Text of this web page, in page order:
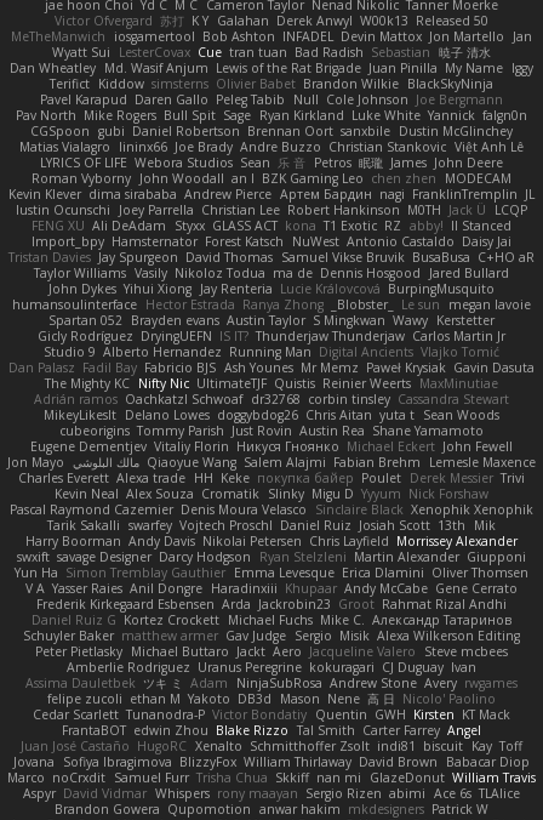
jae hoon Choi Yd C M C Cameron Taylor Nenad Nikolic Tanner Moerke
Victor Ofvergard 苏打 K Y Galahan Derek Anwyl W00k13 Released 50
MeTheManwich
iosgamertool Bob Ashton INFADEL Devin Mattox Jon Martello
Jan
Wyatt Sui
LesterCovax Cue tran tuan Bad Radish Sebastian 暁子 清水
Dan Wheatley Md. Wasif Anjum Lewis of the Rat Brigade Juan Pinilla My Name Iggy
Terifict Kiddow simsterns Olivier Babet Brandon Wilkie BlackSkyNinja
Pavel Karapud Daren Gallo Peleg Tabib Null Cole Johnson Joe Bergmann
Pav North Mike Rogers Bull Spit Sage Ryan Kirkland Luke White Yannick falgn0n
CGSpoon gubi Daniel Robertson Brennan Oort sanxbile Dustin McGlinchey
Matias Vialagro
lininx66 Joe Brady Andre Buzzo Christian Stankovic Việt Anh Lê
LYRICS OF LIFE Webora Studios Sean 乐 音 Petros 眠瓏 James John Deere
Roman Vyborny John Woodall an l BZK Gaming Leo chen zhen
MODECAM
Kevin Klever dima sirababa Andrew Pierce Артем Бардин nagi FranklinTremplin JL
Iustin Ocunschi
Joey Parrella Christian Lee Robert Hankinson M0TH Jack Ü
LCQP
FENG XU Ali DeAdam Styxx GLASS ACT kona T1 Exotic RZ abby! ll Stanced
Import_bpy Hamsternator Forest Katsch NuWest Antonio Castaldo Daisy Jai
Tristan Davies Jay Spurgeon David Thomas Samuel Vikse Bruvik BusaBusa C+HO aR
Taylor Williams Vasily Nikoloz Todua ma de Dennis Hosgood
Jared Bullard
John Dykes Yihui Xiong Jay Renteria Lucie Královcová BurpingMusquito
humansoulinterface Hector Estrada Ranya Zhong _Blobster_ Le sun
megan lavoie
Spartan 052 Brayden evans Austin Taylor S Mingkwan Wawy Kerstetter
Gicly Rodríguez DryingUEFN IS IT? Thunderjaw Thunderjaw Carlos Martin Jr
Studio 9 Alberto Hernandez Running Man Digital Ancients Vlajko Tomić
Dan Palasz Fadil Bay Fabricio BJS Ash Younes Mr Memz Paweł Krysiak Gavin Dasuta
The Mighty KC Nifty Nic UltimateTJF Quistis Reinier Weerts MaxMinutiae
Adrián ramos Oachkatzl Schwoaf dr32768 corbin tinsley Cassandra Stewart
MikeyLikesIt Delano Lowes doggybdog26 Chris Aitan yuta t Sean Woods
cubeorigins Tommy Parish Just Rovin Austin Rea Shane Yamamoto
Eugene Dementjev Vitaliy Florin Никуся Гноянко Michael Eckert John Fewell
Jon Mayo مالك البلوشي Qiaoyue Wang Salem Alajmi Fabian Brehm
Lemesle Maxence
Charles Everett Alexa trade HH Keke покупка байер Poulet Derek Messier Trivi
Kevin Neal Alex Souza Cromatik Slinky Migu D Yyyum Nick Forshaw
Pascal Raymond Cazemier Denis Moura Velasco Sinclaire Black Xenophik Xenophik
Tarik Sakalli swarfey Vojtech Proschl Daniel Ruiz Josiah Scott 13th
Mik
Harry Boorman Andy Davis Nikolai Petersen Chris Layfield Morrissey Alexander
swxift savage Designer Darcy Hodgson Ryan Stelzleni Martin Alexander Giupponi
Yun Ha Simon Tremblay Gauthier Emma Levesque Erica Dlamini Oliver Thomsen
V A Yasser Raies Anil Dongre Haradinxiii Khupaar Andy McCabe Gene Cerrato
Frederik Kirkegaard Esbensen Arda Jackrobin23 Groot Rahmat Rizal Andhi
Daniel Ruiz G Kortez Crockett Michael Fuchs Mike C. Александр Татаринов
Schuyler Baker matthew armer Gav Judge Sergio Misik Alexa Wilkerson Editing
Peter Pietlasky Michael Buttaro Jackt Aero Jacqueline Valero
Steve mcbees
Amberlie Rodriguez Uranus Peregrine kokuragari CJ Duguay Ivan
Assima Dauletbek ツキ ミ Adam NinjaSubRosa Andrew Stone Avery rwgames
felipe zucoli ethan M Yakoto DB3d Mason Nene 高 日 Nicolo' Paolino
Cedar Scarlett Tunanodra-P Victor Bondatiy Quentin GWH Kirsten KT Mack
FrantaBOT edwin Zhou Blake Rizzo Tal Smith Carter Farrey Angel
Juan José Castaño HugoRC Xenalto Schmitthoffer Zsolt indi81 biscuit Kay Toff
Jovana
Sofiya Ibragimova BlizzyFox William Thirlaway David Brown
Babacar Diop
Marco noCrxdit Samuel Furr Trisha Chua Skkiff nan mi GlazeDonut William Travis
Aspyr David Vidmar Whispers rony maayan Sergio Rizen abimi Ace 6s TLAlice
Brandon Gowera Qupomotion anwar hakim mkdesigners Patrick W